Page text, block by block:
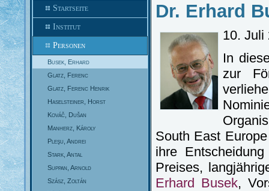
Startseite
Institut
Personen
Busek, Erhard
Glatz, Ferenc
Glatz, Ferenc Henrik
Haselsteiner, Horst
Kováč, Dušan
Manherz, Károly
Pleşu, Andrei
Stark, Antal
Suppan, Arnold
Szász, Zoltán
Dr. Erhard
10. Juli
In
zur
South East
ihre
Preises,
Erhard Busek,